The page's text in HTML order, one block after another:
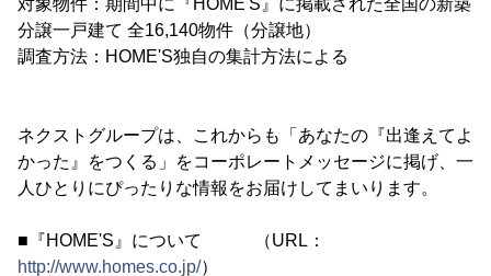
対象物件：期間中に『HOME'S』に掲載された全国の新築
分譲一戸建て 全16,140物件（分譲地）
調査方法：HOME'S独自の集計方法による
ネクストグループは、これからも「あなたの『出逢えてよ
かった』をつくる」をコーポレートメッセージに掲げ、一
人ひとりにぴったりな情報をお届けしてまいります。
■『HOME'S』について （URL：
http://www.homes.co.jp/）